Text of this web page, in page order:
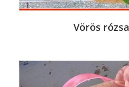
Vörös rózsa